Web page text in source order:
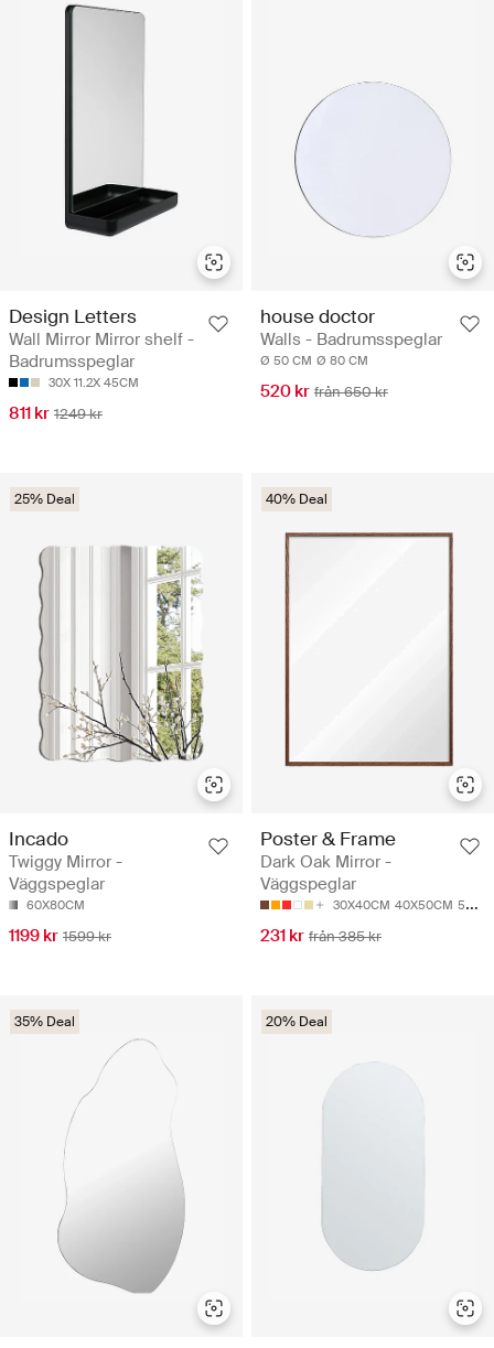
Design Letters
Wall Mirror Mirror shelf -
Badrumsspeglar
30X 11.2X 45CM
811 kr 1249 kr
house doctor
Walls - Badrumsspeglar
Ø 50 CM Ø 80 CM
520 kr från 650 kr
25% Deal
Incado
Twiggy Mirror -
Väggspeglar
60X80CM
1199 kr 1599 kr
40% Deal
Poster & Frame
Dark Oak Mirror -
Väggspeglar
30X40CM 40X50CM 50X70CM
231 kr från 385 kr
35% Deal 20% Deal